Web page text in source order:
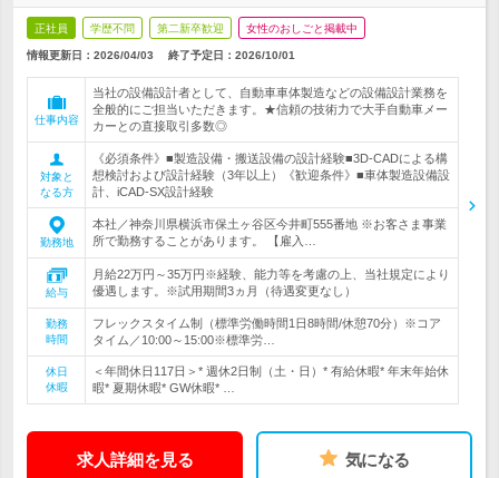
正社員 学歴不問 第二新卒歓迎 女性のおしごと掲載中
情報更新日：2026/04/03 終了予定日： 2026/10/01
仕事内容
当社の設備設計者として、自動車車体製造などの設備設計業務を
全般的にご担当いただきます。★信頼の技術力で大手自動車メー
カーとの直接取引多数◎
対象と
なる方
《必須条件》■製造設備・搬送設備の設計経験■3D-CADによる構
想検討および設計経験（3年以上）《歓迎条件》■車体製造設備設
計、iCAD-SX設計経験
勤務地
本社／神奈川県横浜市保土ヶ谷区今井町555番地 ※お客さま事業
所で勤務することがあります。 【雇入…
給与
月給22万円～35万円※経験、能力等を考慮の上、当社規定により
優遇します。※試用期間3ヵ月（待遇変更なし）
勤務
時間
フレックスタイム制（標準労働時間1日8時間/休憩70分）※コア
タイム／10:00～15:00※標準労…
休日
休暇
＜年間休日117日＞* 週休2日制（土・日）* 有給休暇* 年末年始休
暇* 夏期休暇* GW休暇* …
求人詳細を見る 気になる